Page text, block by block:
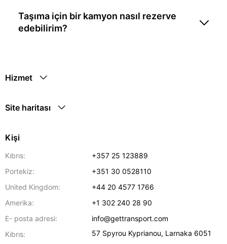
Taşıma için bir kamyon nasıl rezerve
edebilirim?
Hizmet
Site haritası
Kişi
Kıbrıs:
+357 25 123889
Portekiz:
+351 30 0528110
United Kingdom:
+44 20 4577 1766
Amerika:
+1 302 240 28 90
E- posta adresi:
info@gettransport.com
Kıbrıs:
57 Spyrou Kyprianou, Larnaka 6051